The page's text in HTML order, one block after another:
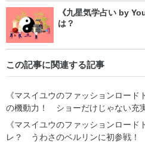
《九星気学占い by
は？
この記事に関連する記事
《マスイユウのファッションロー
の機動力！ ショーだけじゃない充
《マスイユウのファッションロー
レ？ うわさのベルリンに初参戦！